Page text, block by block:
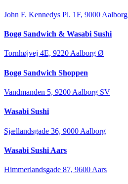
John F. Kennedys Pl. 1F, 9000 Aalborg
Bogø Sandwich & Wasabi Sushi
Tornhøjvej 4E, 9220 Aalborg Ø
Bogø Sandwich Shoppen
Vandmanden 5, 9200 Aalborg SV
Wasabi Sushi
Sjællandsgade 36, 9000 Aalborg
Wasabi Sushi Aars
Himmerlandsgade 87, 9600 Aars